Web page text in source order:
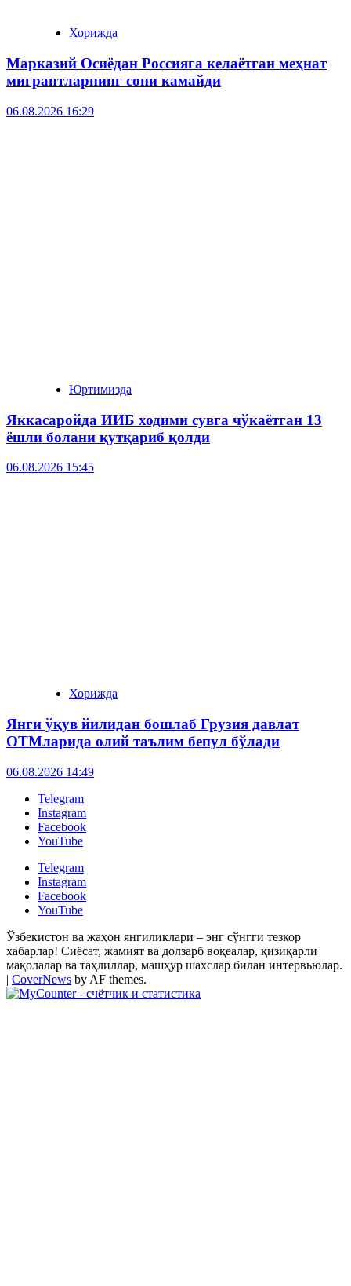
Хорижда
Марказий Осиёдан Россияга келаётган меҳнат
мигрантларнинг сони камайди
06.08.2026 16:29
Юртимизда
Яккасаройда ИИБ ходими сувга чўкаётган 13
ёшли болани қутқариб қолди
06.08.2026 15:45
Хорижда
Янги ўқув йилидан бошлаб Грузия давлат
ОТМларида олий таълим бепул бўлади
06.08.2026 14:49
Telegram
Instagram
Facebook
YouTube
Telegram
Instagram
Facebook
YouTube
Ўзбекистон ва жаҳон янгиликлари – энг сўнгги тезкор
хабарлар! Сиёсат, жамият ва долзарб воқеалар, қизиқарли
мақолалар ва таҳлиллар, машҳур шахслар билан интервьюлар.
| CoverNews by AF themes.